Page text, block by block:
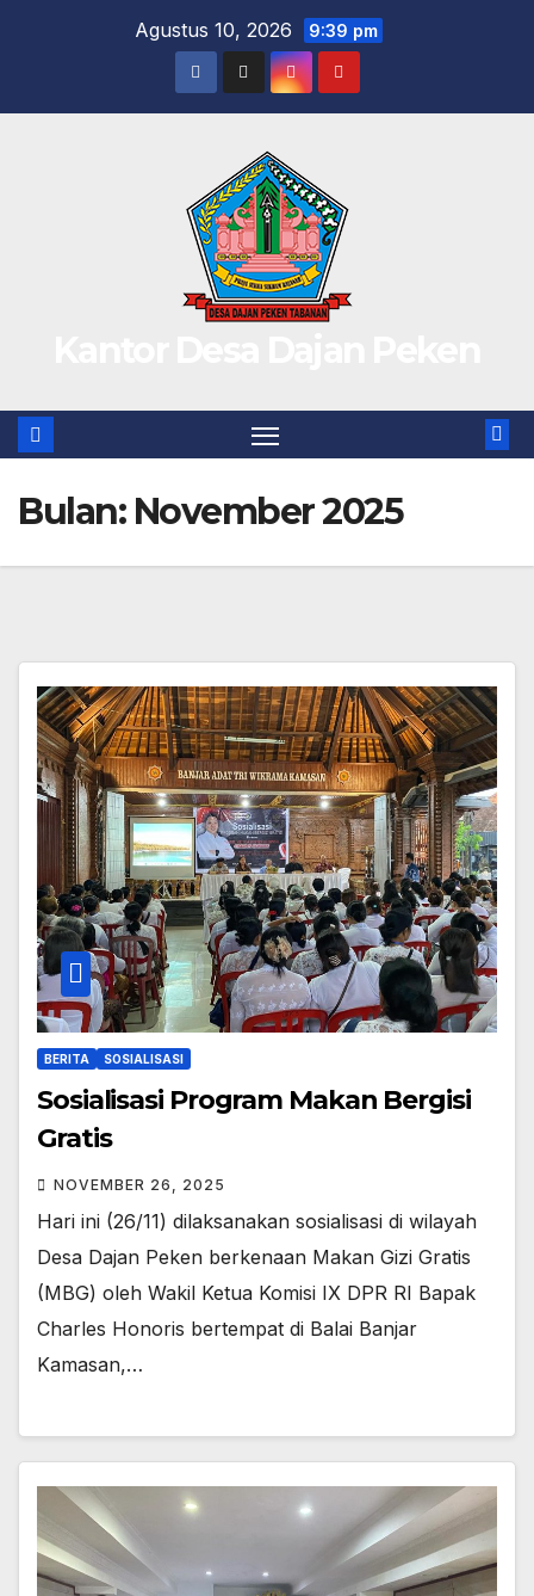
Agustus 10, 2026 9:39 pm
Bulan: November 2025
BERITA SOSIALISASI
Sosialisasi Program Makan Bergisi
Gratis
NOVEMBER 26, 2025
Hari ini (26/11) dilaksanakan sosialisasi di wilayah
Desa Dajan Peken berkenaan Makan Gizi Gratis
(MBG) oleh Wakil Ketua Komisi IX DPR RI Bapak
Charles Honoris bertempat di Balai Banjar
Kamasan,…